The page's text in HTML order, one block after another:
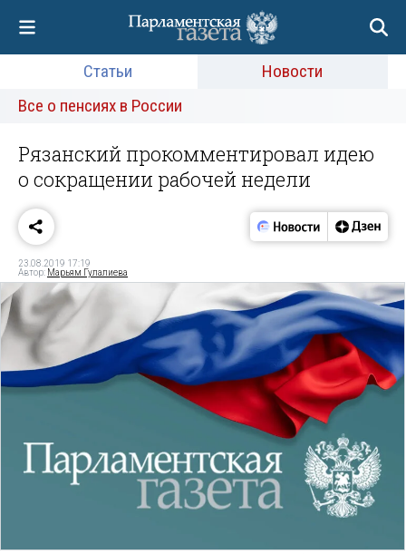
Статьи
Новости
Все о пенсиях в России
Рязанский прокомментировал идею
о сокращении рабочей недели
23.08.2019 17:19
Автор: Марьям Гулалиева